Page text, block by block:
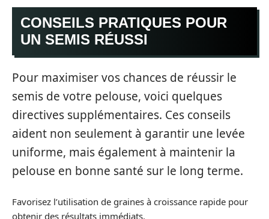
CONSEILS PRATIQUES POUR
UN SEMIS RÉUSSI
Pour maximiser vos chances de réussir le
semis de votre pelouse, voici quelques
directives supplémentaires. Ces conseils
aident non seulement à garantir une levée
uniforme, mais également à maintenir la
pelouse en bonne santé sur le long terme.
Favorisez l’utilisation de graines à croissance rapide pour
obtenir des résultats immédiats.